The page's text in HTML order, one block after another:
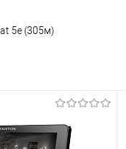
5е (305м)